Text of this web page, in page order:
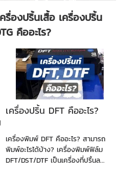
รื่องปริ้นเสื้อ เครื่องปริ้น
คืออะไร?
เครื่องปริ้น DFT คืออะไร?
เครื่องพิมพ์ DFT คืออะไร? สามารถ
พิมพ์อะไรได้บ้าง? เครื่องพิมพ์ฟิล์ม
DFT/DST/DTF เป็นเครื่องที่ปริ้นล...